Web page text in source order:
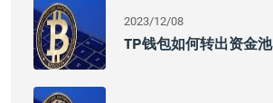
2023/12/08
TP钱包如何转出资金池